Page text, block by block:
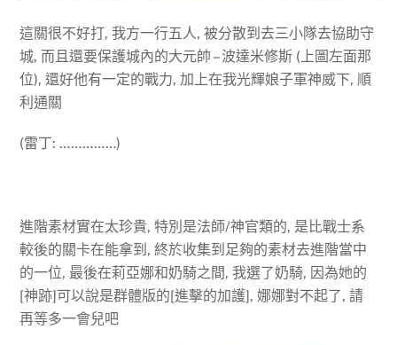
這關很不好打, 我方一行五人, 被分散到去三小隊去協助守
城, 而且還要保護城內的大元帥 – 波達米修斯 (上圖左面那
位), 還好他有一定的戰力, 加上在我光輝娘子軍神威下, 順
利通關
(雷丁: ……………)
進階素材實在太珍貴, 特別是法師/神官類的, 是比戰士系
較後的關卡在能拿到, 終於收集到足夠的素材去進階當中
的一位, 最後在莉亞娜和奶騎之間, 我選了奶騎, 因為她的
[神跡]可以說是群體版的[進擊的加護], 娜娜對不起了, 請
再等多一會兒吧